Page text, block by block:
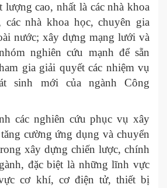
lượng cao, nhất là các nhà khoa
các nhà khoa học, chuyên gia
nước; xây dựng mạng lưới và
nghiên cứu mạnh để sẵn
gia giải quyết các nhiệm vụ
sinh mới của ngành Công
các nghiên cứu phục vụ xây
cường ứng dụng và chuyển
xây dựng chiến lược, chính
đặc biệt là những lĩnh vực
cơ khí, cơ điện tử, thiết bị